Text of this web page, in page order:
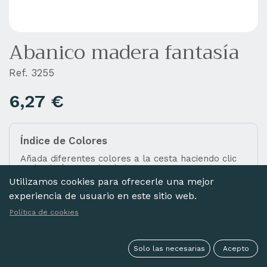
Abanico madera fantasía
Índice de Colores
Añada diferentes colores a la cesta haciendo clic
en las imágenes de abajo.
Ref. 3255
6,27 €
Utilizamos cookies para ofrecerle una mejor
experiencia de usuario en este sitio web.
Política de cookies
Solo las necesarias Acepto